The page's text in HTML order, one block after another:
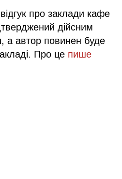
про заклади кафе
дійсним
а автор повинен буде
Про це пише